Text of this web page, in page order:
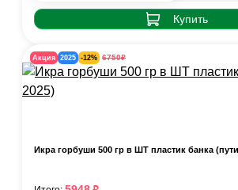
Купить
Акция 2025 -12% 6750₽
Икра горбуши 500 гр в ШТ пластик банка